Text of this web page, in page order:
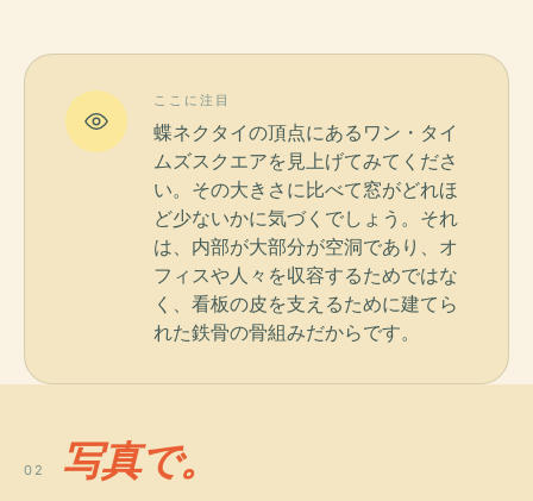
ここに注目
蝶ネクタイの頂点にあるワン・タイ
ムズスクエアを見上げてみてくださ
い。その大きさに比べて窓がどれほ
ど少ないかに気づくでしょう。それ
は、内部が大部分が空洞であり、オ
フィスや人々を収容するためではな
く、看板の皮を支えるために建てら
れた鉄骨の骨組みだからです。
02 写真で。